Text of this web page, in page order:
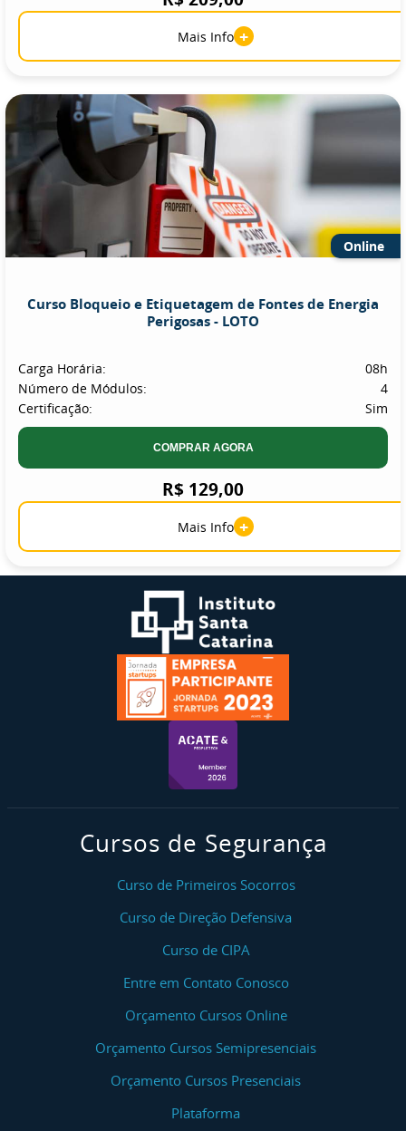
Mais Info +
Online
Curso Bloqueio e Etiquetagem de Fontes de Energia
Perigosas - LOTO
Carga Horária:
08h
Número de Módulos:
4
Certificação:
Sim
COMPRAR AGORA
R$ 129,00
Mais Info +
Cursos de Segurança
Curso de Primeiros Socorros
Curso de Direção Defensiva
Curso de CIPA
Entre em Contato Conosco
Orçamento Cursos Online
Orçamento Cursos Semipresenciais
Orçamento Cursos Presenciais
Plataforma